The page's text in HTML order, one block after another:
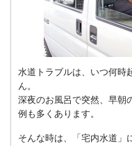
水道トラブルは、いつ何時
ん。
深夜のお風呂で突然、早朝
例も多くあります。
そんな時は、「宅内水道」